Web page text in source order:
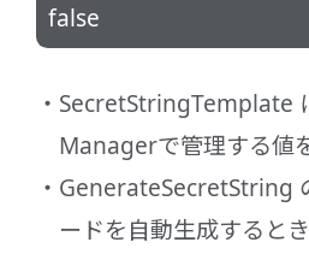
false
SecretStringTemplate
Managerで管理する値
GenerateSecretString
ードを自動生成すると